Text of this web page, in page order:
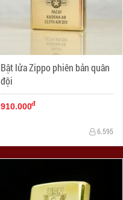
Bật lửa Zippo phiên bản quân
đội
910.000đ
6.595